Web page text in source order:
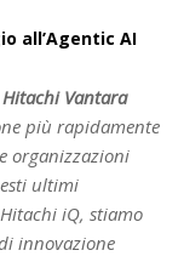
all’Agentic AI
Vantara
più rapidamente
organizzazioni
ultimi
iQ, stiamo
innovazione